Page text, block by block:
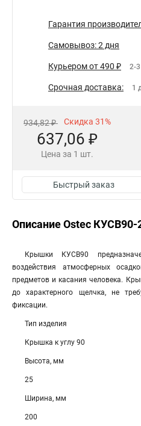
Гарантия
Самовывоз: 2 дня
Курьером от 490 ₽ 2-
Срочная доставка: 1
934,82 ₽ Скидка 31%
637,06 ₽
Цена за 1 шт.
Быстрый заказ
Описание Ostec
Крышки КУСВ90
воздействия атмосферных
предметов и касания человека.
до характерного щелчка, не
фиксации.
Тип изделия
Крышка к углу 90
Высота, мм
25
Ширина, мм
200